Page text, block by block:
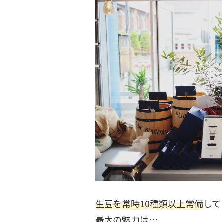
生豆を常時10種類以上常備し
最大の魅力は…